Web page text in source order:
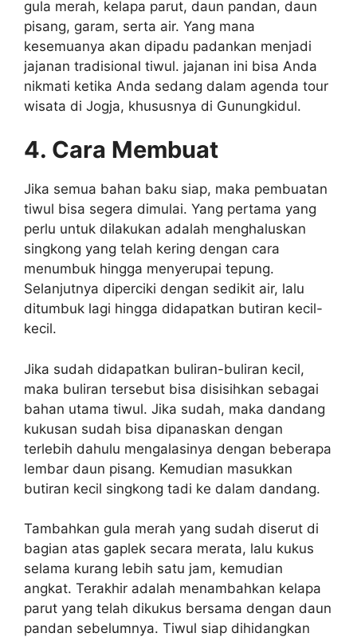
gula merah, kelapa parut, daun pandan, daun
pisang, garam, serta air. Yang mana
kesemuanya akan dipadu padankan menjadi
jajanan tradisional tiwul. jajanan ini bisa Anda
nikmati ketika Anda sedang dalam agenda tour
wisata di Jogja, khususnya di Gunungkidul.
4. Cara Membuat
Jika semua bahan baku siap, maka pembuatan
tiwul bisa segera dimulai. Yang pertama yang
perlu untuk dilakukan adalah menghaluskan
singkong yang telah kering dengan cara
menumbuk hingga menyerupai tepung.
Selanjutnya diperciki dengan sedikit air, lalu
ditumbuk lagi hingga didapatkan butiran kecil-
kecil.
Jika sudah didapatkan buliran-buliran kecil,
maka buliran tersebut bisa disisihkan sebagai
bahan utama tiwul. Jika sudah, maka dandang
kukusan sudah bisa dipanaskan dengan
terlebih dahulu mengalasinya dengan beberapa
lembar daun pisang. Kemudian masukkan
butiran kecil singkong tadi ke dalam dandang.
Tambahkan gula merah yang sudah diserut di
bagian atas gaplek secara merata, lalu kukus
selama kurang lebih satu jam, kemudian
angkat. Terakhir adalah menambahkan kelapa
parut yang telah dikukus bersama dengan daun
pandan sebelumnya. Tiwul siap dihidangkan